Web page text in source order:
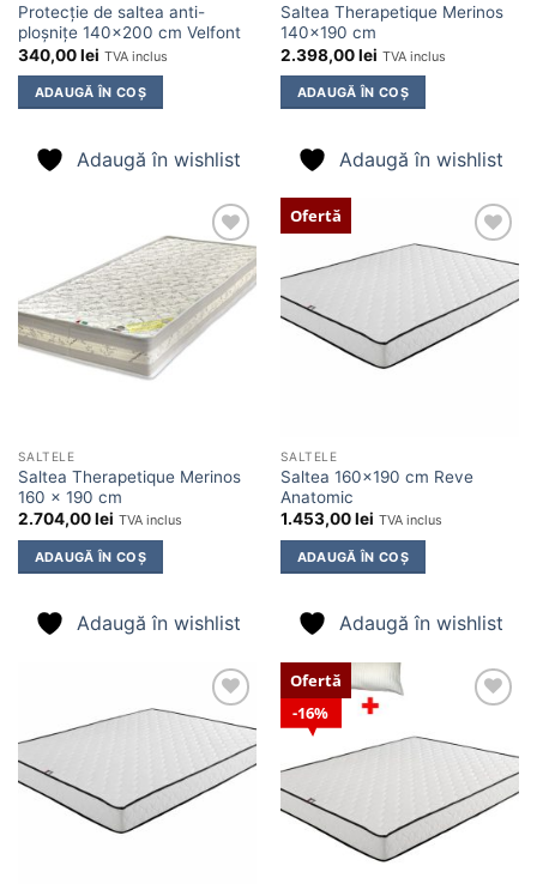
Protecție de saltea anti-
ploșnițe 140×200 cm Velfont
340,00lei TVA inclus
ADAUGĂ ÎN COȘ
Adaugă în wishlist
Saltea Therapetique Merinos
140×190 cm
2.398,00lei TVA inclus
ADAUGĂ ÎN COȘ
Adaugă în wishlist
Adaugă
în
wishlist
SALTELE
Saltea Therapetique Merinos
160 x 190 cm
2.704,00lei TVA inclus
ADAUGĂ ÎN COȘ
Adaugă în wishlist
Ofertă
Adaugă
wishlist
SALTELE
Saltea 160×190 cm Reve
Anatomic
1.453,00lei TVA inclus
ADAUGĂ ÎN COȘ
Adaugă în wishlist
Adaugă
wishlist
16%
Ofertă
wishlist